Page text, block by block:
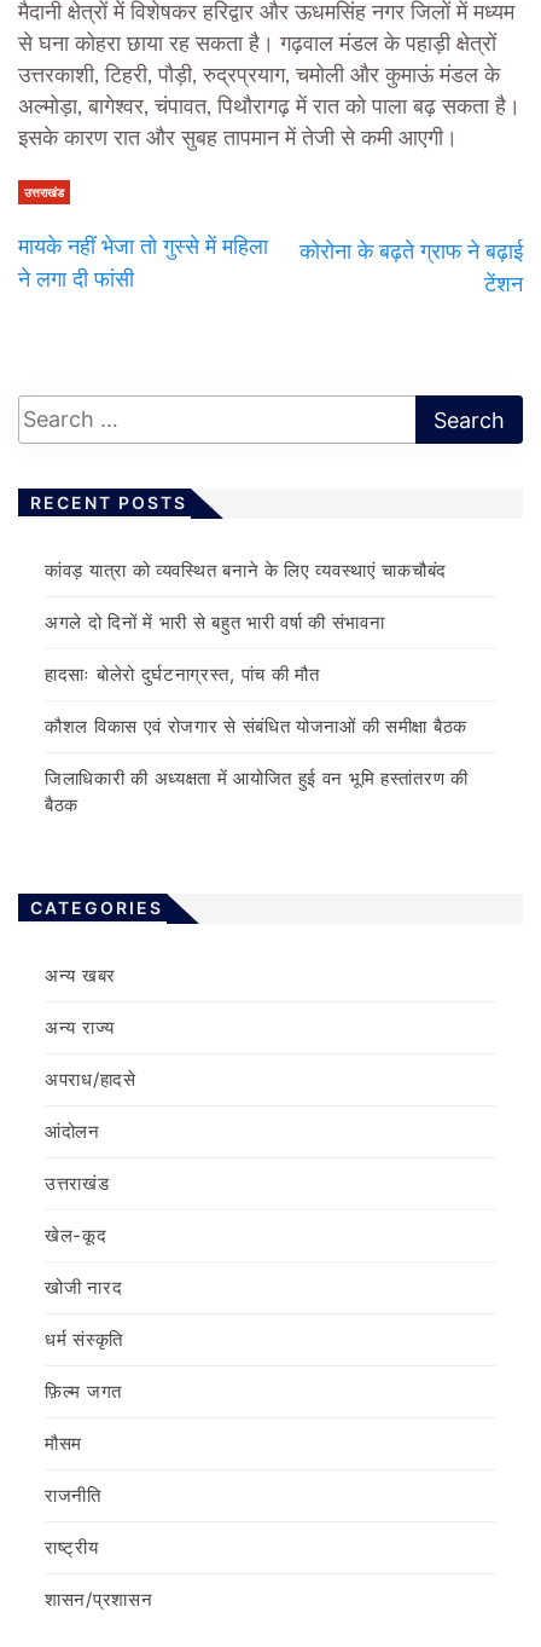
मैदानी क्षेत्रों में विशेषकर हरिद्वार और ऊधमसिंह नगर जिलों में मध्यम
से घना कोहरा छाया रह सकता है। गढ़वाल मंडल के पहाड़ी क्षेत्रों
उत्तरकाशी, टिहरी, पौड़ी, रुद्रप्रयाग, चमोली और कुमाऊं मंडल के
अल्मोड़ा, बागेश्वर, चंपावत, पिथौरागढ़ में रात को पाला बढ़ सकता है।
इसके कारण रात और सुबह तापमान में तेजी से कमी आएगी।
उत्तराखंड
मायके नहीं भेजा तो गुस्से में महिला
ने लगा दी फांसी
कोरोना के बढ़ते ग्राफ ने बढ़ाई
टेंशन
RECENT POSTS
कांवड़ यात्रा को व्यवस्थित बनाने के लिए व्यवस्थाएं चाकचौबंद
अगले दो दिनों में भारी से बहुत भारी वर्षा की संभावना
हादसाः बोलेरो दुर्घटनाग्रस्त, पांच की मौत
कौशल विकास एवं रोजगार से संबंधित योजनाओं की समीक्षा बैठक
जिलाधिकारी की अध्यक्षता में आयोजित हुई वन भूमि हस्तांतरण की
बैठक
CATEGORIES
अन्य खबर
अन्य राज्य
अपराध/हादसे
आंदोलन
उत्तराखंड
खेल-कूद
खोजी नारद
धर्म संस्कृति
फ़िल्‍म जगत
मौसम
राजनीति
राष्ट्रीय
शासन/प्रशासन